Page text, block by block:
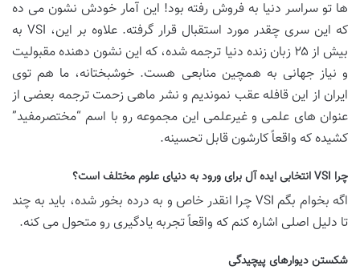
ها تو سراسر دنیا به فروش رفته بود! این آمار خودش نشون می ده
که این سری چقدر مورد استقبال قرار گرفته. علاوه بر این، VSI به
بیش از ۲۵ زبان زنده دنیا ترجمه شده، که این نشون دهنده مقبولیت
و نیاز جهانی به همچین منابعی هست. خوشبختانه، ما هم توی
ایران از این قافله عقب نموندیم و نشر ماهی زحمت ترجمه بعضی از
عنوان های علمی و غیرعلمی این مجموعه رو با اسم “مختصرمفید”
کشیده که واقعاً کارشون قابل تحسینه.
چرا VSI انتخابی ایده آل برای ورود به دنیای علوم مختلف است؟
اگه بخوام بگم VSI چرا انقدر خاص و به درده بخور شده، باید به چند
تا دلیل اصلی اشاره کنم که واقعاً تجربه یادگیری رو متحول می کنه.
شکستن دیوارهای پیچیدگی